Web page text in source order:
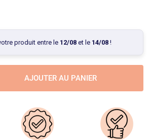
produit entre le 12/08et le 14/08!
AJOUTER AU PANIER